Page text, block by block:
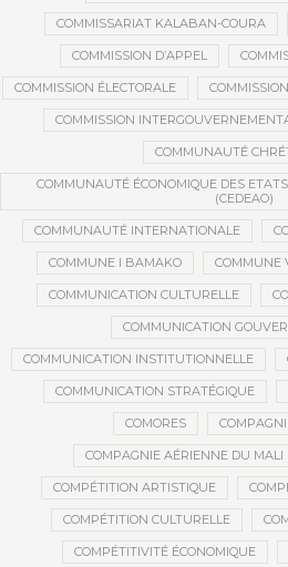
COMMISSARIAT KALABAN-COURA
COMMISSION D’APPEL
COMMISSION ÉLECTORALE
COMMISSION
COMMUNAUTÉ
COMMUNAUTÉ ÉCONOMIQUE DES
(CEDEAO)
COMMUNAUTÉ INTERNATIONALE
COMMUNE I BAMAKO COMMUNE
COMMUNICATION CULTURELLE
COMMUNICATION
COMMUNICATION INSTITUTIONNELLE
COMMUNICATION STRATÉGIQUE
COMORES
COMPAGNIE AÉRIENNE DU MALI
COMPÉTITION ARTISTIQUE
COMPÉTITION CULTURELLE
COMPÉTITIVITÉ ÉCONOMIQUE